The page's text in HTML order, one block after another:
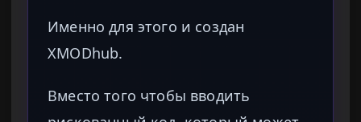
Именно для этого и создан
XMODhub.
Вместо того чтобы вводить